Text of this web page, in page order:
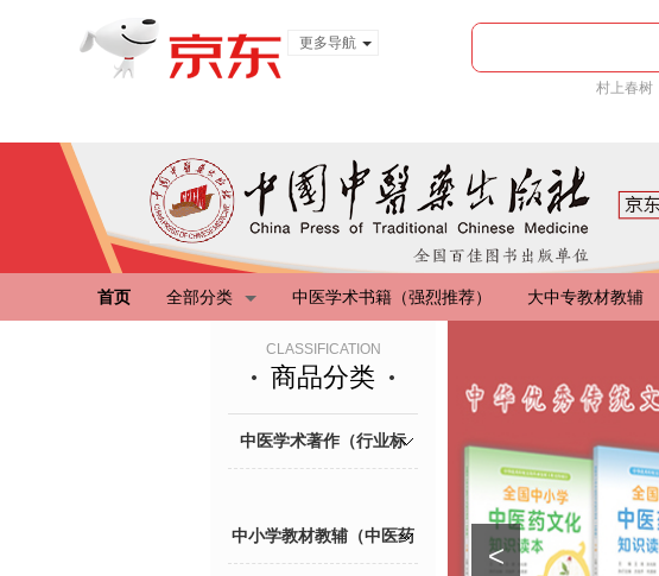
更多导航
村上春树
首页 全部分类 中医学术书籍（强烈推荐） 大中专教材教辅
CLASSIFICATION
商品分类
中医学术著作（行业标
中小学教材教辅（中医药
<